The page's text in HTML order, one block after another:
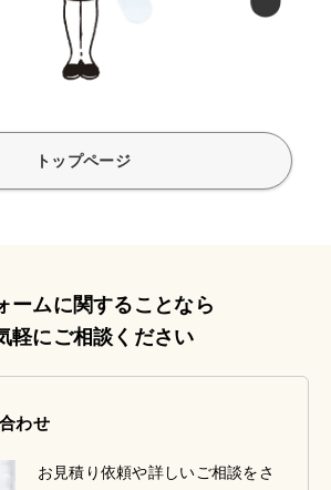
トップページ
ームに関することなら
軽にご相談ください
わせ
お見積り依頼や詳しいご相談をさ